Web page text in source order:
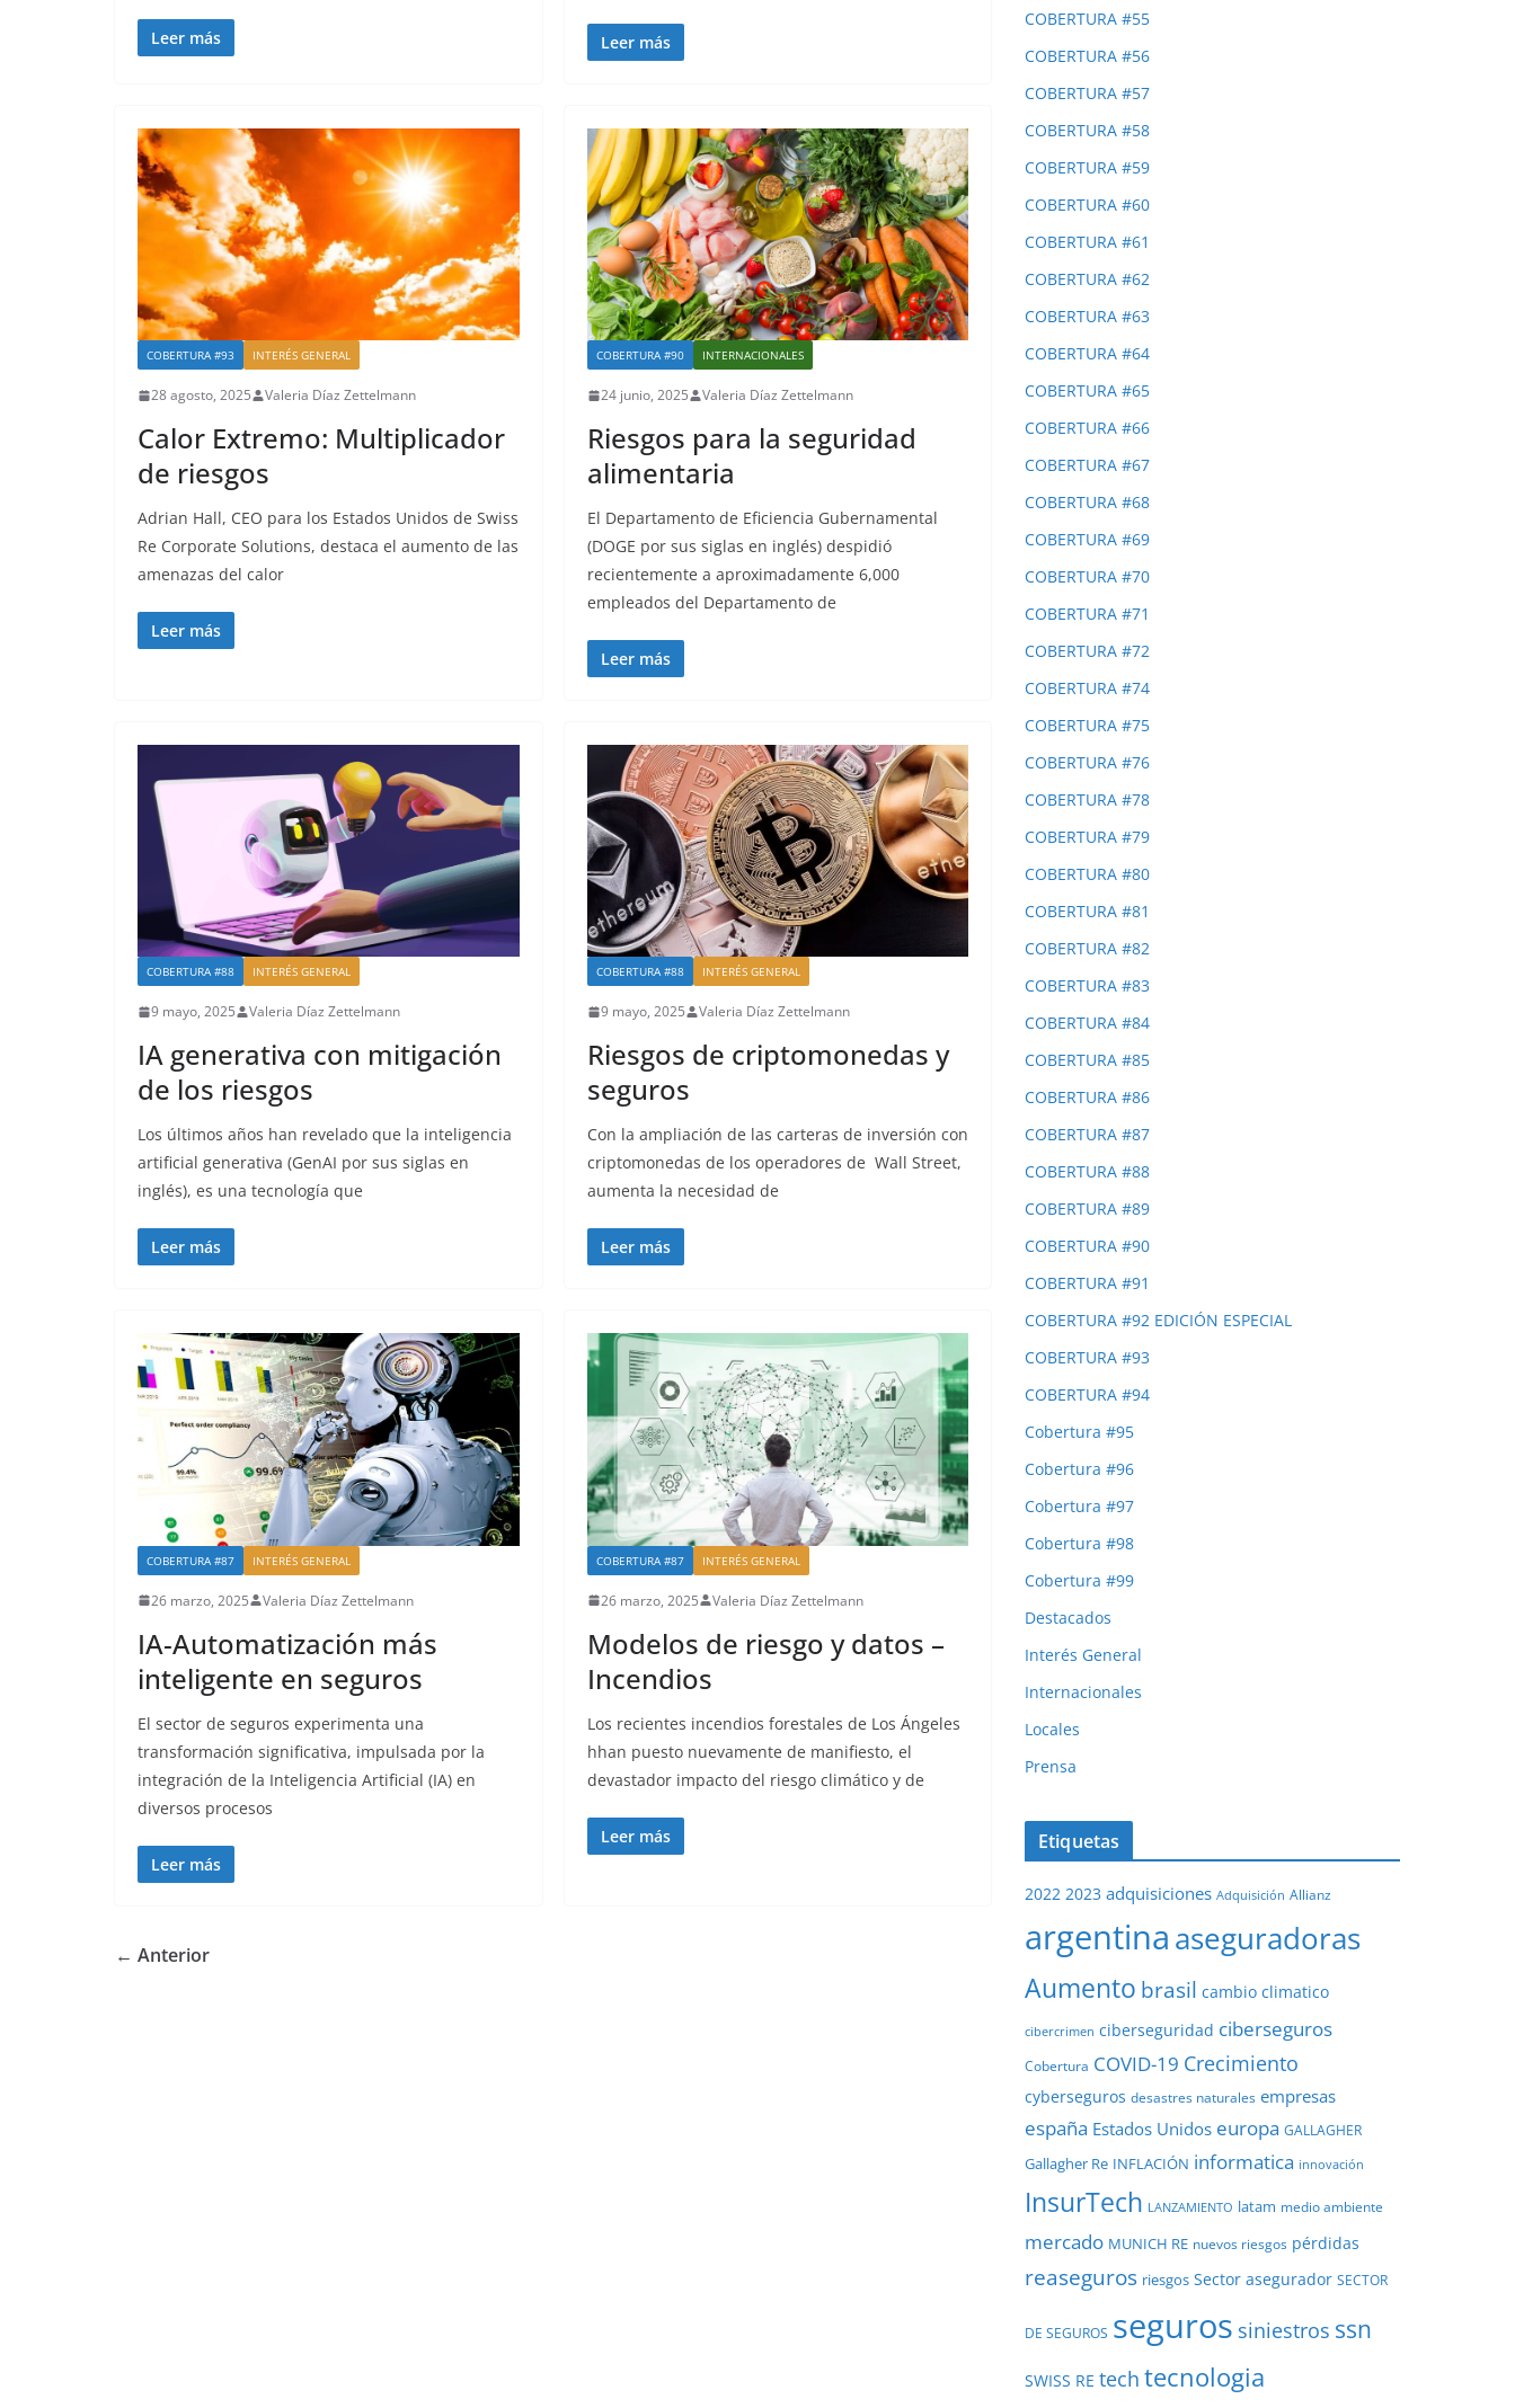
Leer más Leer más
COBERTURA #93 INTERÉS GENERAL
28 agosto, 2025 Valeria Díaz Zettelmann
Calor Extremo: Multiplicador
de riesgos
Adrian Hall, CEO para los Estados Unidos de Swiss
Re Corporate Solutions, destaca el aumento de las
amenazas del calor
Leer más
COBERTURA #90 INTERNACIONALES
24 junio, 2025 Valeria Díaz Zettelmann
Riesgos para la seguridad
alimentaria
El Departamento de Eficiencia Gubernamental
(DOGE por sus siglas en inglés) despidió
recientemente a aproximadamente 6,000
empleados del Departamento de
Leer más
COBERTURA #88 INTERÉS GENERAL
9 mayo, 2025 Valeria Díaz Zettelmann
IA generativa con mitigación
de los riesgos
Los últimos años han revelado que la inteligencia
artificial generativa (GenAI por sus siglas en
inglés), es una tecnología que
Leer más
COBERTURA #88 INTERÉS GENERAL
9 mayo, 2025 Valeria Díaz Zettelmann
Riesgos de criptomonedas y
seguros
Con la ampliación de las carteras de inversión con
criptomonedas de los operadores de Wall Street,
aumenta la necesidad de
Leer más
COBERTURA #87 INTERÉS GENERAL
26 marzo, 2025 Valeria Díaz Zettelmann
IA-Automatización más
inteligente en seguros
El sector de seguros experimenta una
transformación significativa, impulsada por la
integración de la Inteligencia Artificial (IA) en
diversos procesos
Leer más
COBERTURA #87 INTERÉS GENERAL
26 marzo, 2025 Valeria Díaz Zettelmann
Modelos de riesgo y datos –
Incendios
Los recientes incendios forestales de Los Ángeles
hhan puesto nuevamente de manifiesto, el
devastador impacto del riesgo climático y de
Leer más
← Anterior
COBERTURA #55
COBERTURA #56
COBERTURA #57
COBERTURA #58
COBERTURA #59
COBERTURA #60
COBERTURA #61
COBERTURA #62
COBERTURA #63
COBERTURA #64
COBERTURA #65
COBERTURA #66
COBERTURA #67
COBERTURA #68
COBERTURA #69
COBERTURA #70
COBERTURA #71
COBERTURA #72
COBERTURA #74
COBERTURA #75
COBERTURA #76
COBERTURA #78
COBERTURA #79
COBERTURA #80
COBERTURA #81
COBERTURA #82
COBERTURA #83
COBERTURA #84
COBERTURA #85
COBERTURA #86
COBERTURA #87
COBERTURA #88
COBERTURA #89
COBERTURA #90
COBERTURA #91
COBERTURA #92 EDICIÓN ESPECIAL
COBERTURA #93
COBERTURA #94
Cobertura #95
Cobertura #96
Cobertura #97
Cobertura #98
Cobertura #99
Destacados
Interés General
Internacionales
Locales
Prensa
Etiquetas
2022 2023 adquisiciones Adquisición Allianz
argentinaaseguradoras
Aumento brasil cambio climatico
cibercrimen ciberseguridad ciberseguros
Cobertura COVID-19 Crecimiento
cyberseguros desastres naturales empresas
españa Estados Unidos europa GALLAGHER
Gallagher Re INFLACIÓN informatica innovación
InsurTech LANZAMIENTO latam medio ambiente
mercado MUNICH RE nuevos riesgos pérdidas
reaseguros riesgos Sector asegurador SECTOR
DE SEGUROS seguros siniestros ssn
SWISS RE tech tecnologia